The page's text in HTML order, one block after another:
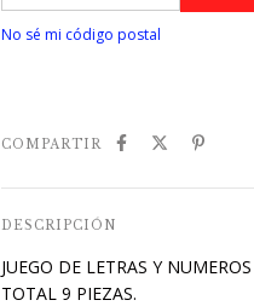
No sé mi código postal
COMPARTIR
DESCRIPCIÓN
JUEGO DE LETRAS Y
TOTAL 9 PIEZAS.